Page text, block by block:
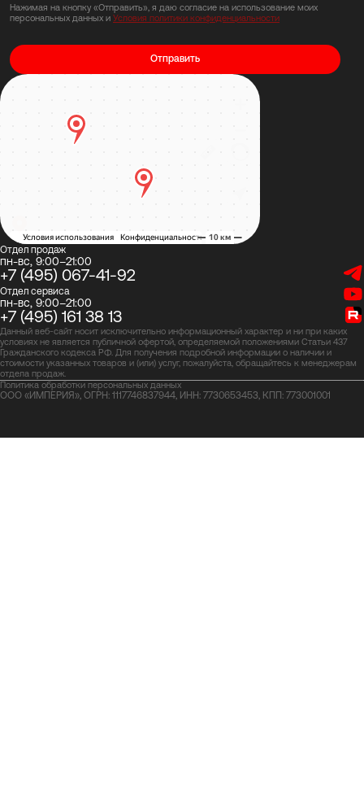
Нажимая на кнопку «Отправить», я даю согласие на использование моих
персональных данных и Условия политики конфиденциальности
Отправить
Отдел продаж
пн-вс, 9:00–21:00
+7 (495) 067-41-92
Отдел сервиса
пн-вс, 9:00–21:00
+7 (495) 161 38 13
Данный веб-сайт носит исключительно информационный характер и ни при каких
условиях не является публичной офертой, определяемой положениями Статьи 437
Гражданского кодекса РФ. Для получения подробной информации о наличии и
стоимости указанных товаров и (или) услуг, пожалуйста, обращайтесь к менеджерам
отдела продаж.
Политика обработки персональных данных
ООО «ИМПЕРИЯ», ОГРН: 1117746837944, ИНН: 7730653453, КПП: 773001001